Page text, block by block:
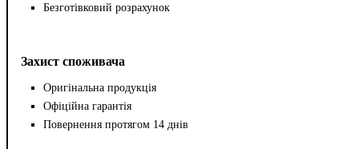
Безготівковий розрахунок
Захист споживача
Оригінальна продукція
Офіційна гарантія
Повернення протягом 14 днів